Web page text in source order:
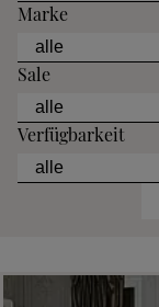
Marke
Sale
Verfügbarkeit